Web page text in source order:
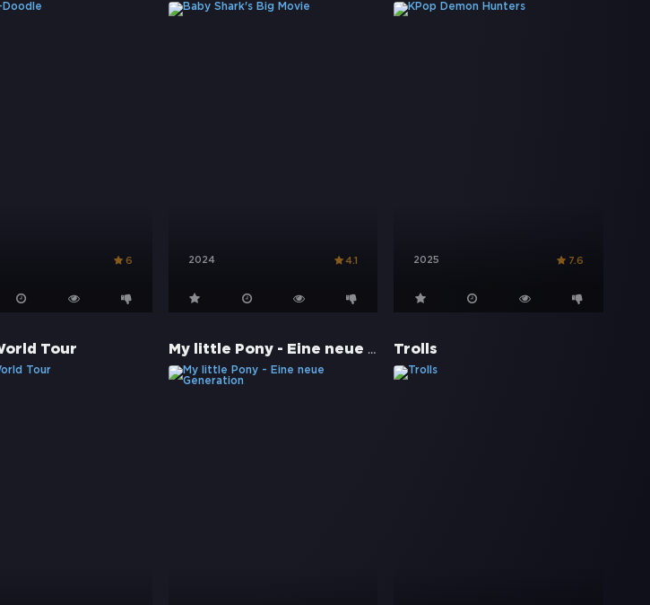
6 2024 4.1 2025 7.6
Tour My little Pony - Eine neue Generation Trolls